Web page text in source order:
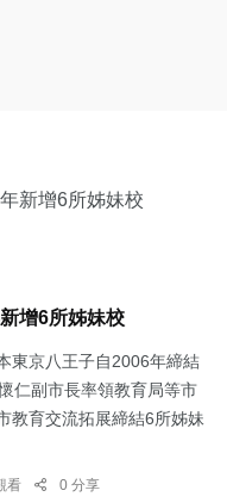
增6所姊妹校
東京八王子自2006年締結
仁副市長率領教育局等市
教育交流拓展締結6所姊妹
看 0 分享